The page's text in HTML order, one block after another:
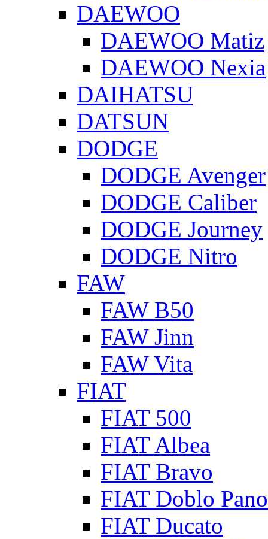
DAEWOO
DAEWOO Matiz
DAEWOO Nexia
DAIHATSU
DATSUN
DODGE
DODGE Avenger
DODGE Caliber
DODGE Journey
DODGE Nitro
FAW
FAW B50
FAW Jinn
FAW Vita
FIAT
FIAT 500
FIAT Albea
FIAT Bravo
FIAT Doblo
FIAT Ducato